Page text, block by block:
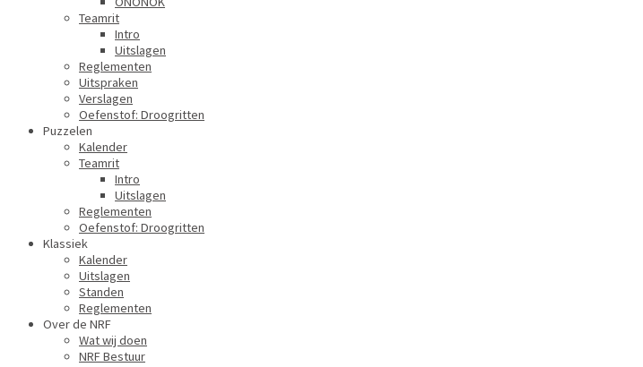
Teamrit
Intro
Uitslagen
Reglementen
Uitspraken
Verslagen
Oefenstof: Droogritten
Puzzelen
Kalender
Teamrit
Intro
Uitslagen
Reglementen
Oefenstof: Droogritten
Klassiek
Kalender
Uitslagen
Standen
Reglementen
Over de NRF
Wat wij doen
NRF Bestuur